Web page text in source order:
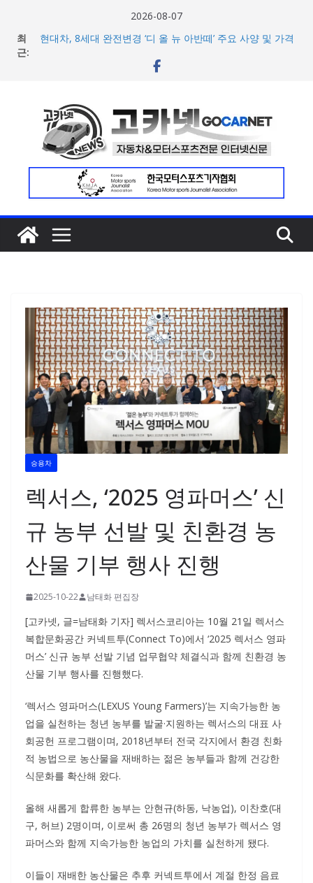
2026-08-07
최
근:
현대차, 8세대 완전변경 ‘디 올 뉴 아반떼’ 주요 사양 및 가격
2026년 7월 국내 수입 승용차 신규 등록 전년 대비 14.3%
포뮬러 E, 시즌13 일정 변경 및 모나코 ePrix와 2031년까지
장기 계약 연장 발표
[신차] 아우디, 100km당 12.8kWh의 전비 달성한 컴팩트 순
수 전기차 ‘A2 e-트론’ 공개
승용차
렉서스, ‘2025 영파머스’ 신
규 농부 선발 및 친환경 농
산물 기부 행사 진행
2025-10-22 남태화 편집장
[고카넷, 글=남태화 기자] 렉서스코리아는 10월 21일 렉서스
복합문화공간 커넥트투(Connect To)에서 ‘2025 렉서스 영파
머스’ 신규 농부 선발 기념 업무협약 체결식과 함께 친환경 농
산물 기부 행사를 진행했다.
‘렉서스 영파머스(LEXUS Young Farmers)’는 지속가능한 농
업을 실천하는 청년 농부를 발굴·지원하는 렉서스의 대표 사
회공헌 프로그램이며, 2018년부터 전국 각지에서 환경 친화
적 농법으로 농산물을 재배하는 젊은 농부들과 함께 건강한
식문화를 확산해 왔다.
올해 새롭게 합류한 농부는 안현규(하동, 낙농업), 이찬호(대
구, 허브) 2명이며, 이로써 총 26명의 청년 농부가 렉서스 영
파머스와 함께 지속가능한 농업의 가치를 실천하게 됐다.
이들이 재배한 농산물은 추후 커넥트투에서 계절 한정 음료